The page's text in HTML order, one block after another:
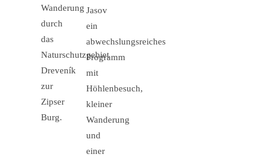
Wanderung
durch
das
Naturschutzgebiet
Dreveník
zur
Zipser
Burg.
Jasov
ein
abwechslungsreiches
Programm
mit
Höhlenbesuch,
kleiner
Wanderung
und
einer